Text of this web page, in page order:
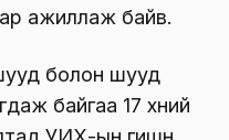
ажиллаж байв.
болон шууд
байгаа 17 хүний